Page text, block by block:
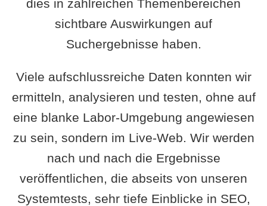
dies in zahlreichen Themenbereichen
sichtbare Auswirkungen auf
Suchergebnisse haben.
Viele aufschlussreiche Daten konnten wir
ermitteln, analysieren und testen, ohne auf
eine blanke Labor-Umgebung angewiesen
zu sein, sondern im Live-Web. Wir werden
nach und nach die Ergebnisse
veröffentlichen, die abseits von unseren
Systemtests, sehr tiefe Einblicke in SEO,